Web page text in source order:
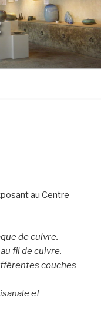
au Centre
de cuivre.
fil de cuivre.
couches
et